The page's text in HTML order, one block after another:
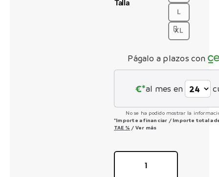
Talla
L
XL
Págalo a plazos con
€*al mes en
No se ha podido mostrar la
*Importe a financiar / Importe total
TAE % / Ver más